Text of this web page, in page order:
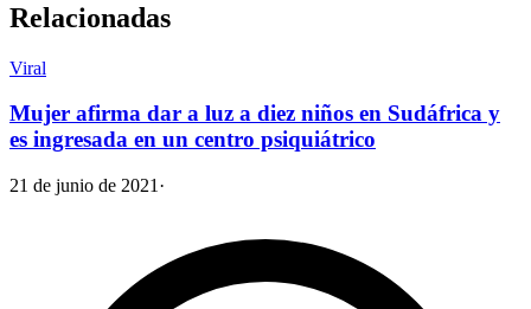
Relacionadas
Viral
Mujer afirma dar a luz a diez niños en Sudáfrica y
es ingresada en un centro psiquiátrico
21 de junio de 2021 ·